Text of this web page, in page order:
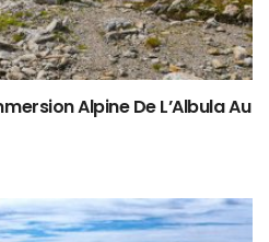
Alpine De L’Albula Au